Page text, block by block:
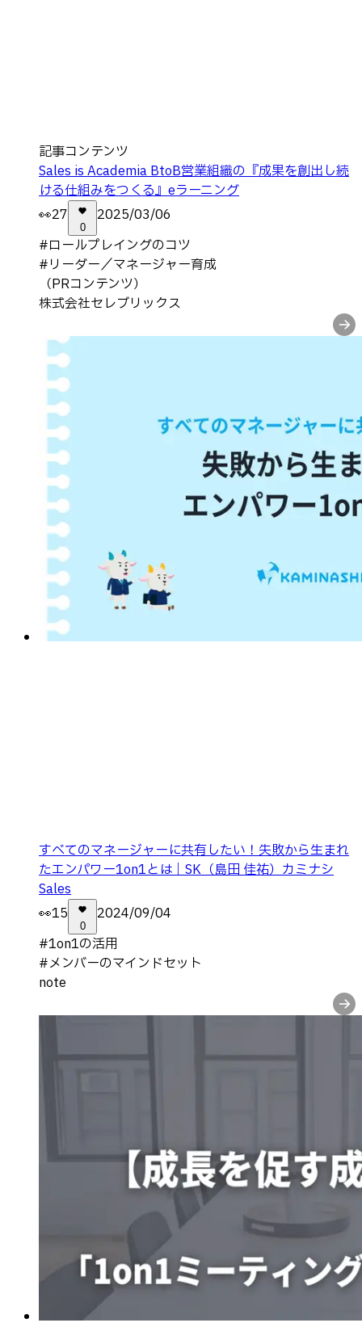
記事コンテンツ
Sales is Academia BtoB営業組織の『成果を創出し続
ける仕組みをつくる』eラーニング
👀27
0
2025/03/06
#ロールプレイングのコツ
#リーダー／マネージャー育成
（PRコンテンツ）
株式会社セレブリックス
すべてのマネージャーに共有したい！失敗から生まれ
たエンパワー1on1とは｜SK（島田 佳祐）カミナシ
Sales
👀15
0
2024/09/04
#1on1の活用
#メンバーのマインドセット
note